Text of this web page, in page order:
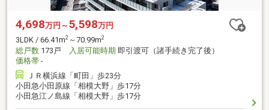
4,698万円～ 5,598万円
3LDK / 66.41m2 ～70.99m2
総戸数 173戸 入居可能時期 即引渡可（諸手続き完了後）
価格帯 -
ＪＲ横浜線「町田」歩23分
小田急小田原線「相模大野」歩17分
小田急江ノ島線「相模大野」歩17分